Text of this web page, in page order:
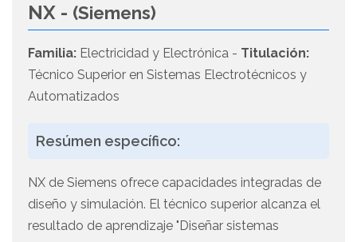
NX - (Siemens)
Familia: Electricidad y Electrónica - Titulación:
Técnico Superior en Sistemas Electrotécnicos y
Automatizados
Resúmen específico:
NX de Siemens ofrece capacidades integradas de
diseño y simulación. El técnico superior alcanza el
resultado de aprendizaje "Diseñar sistemas